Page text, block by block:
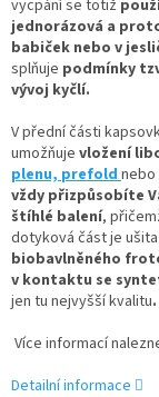
vycpání se totiž
jednorázová a
babiček nebo v
splňuje podmínky
vývoj kyčlí.
Vpřední části
umožňuje vložení
plenu,prefoldnebo
vždy přizpůsobíte
štíhlé balení,
dotyková část je
biobavlněného
v kontaktu se
jen tu nejvyšší kvalitu.
Více informací
Detailní informace